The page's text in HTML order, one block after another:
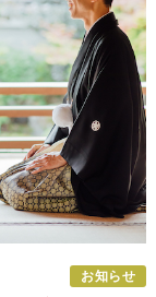
お知らせ